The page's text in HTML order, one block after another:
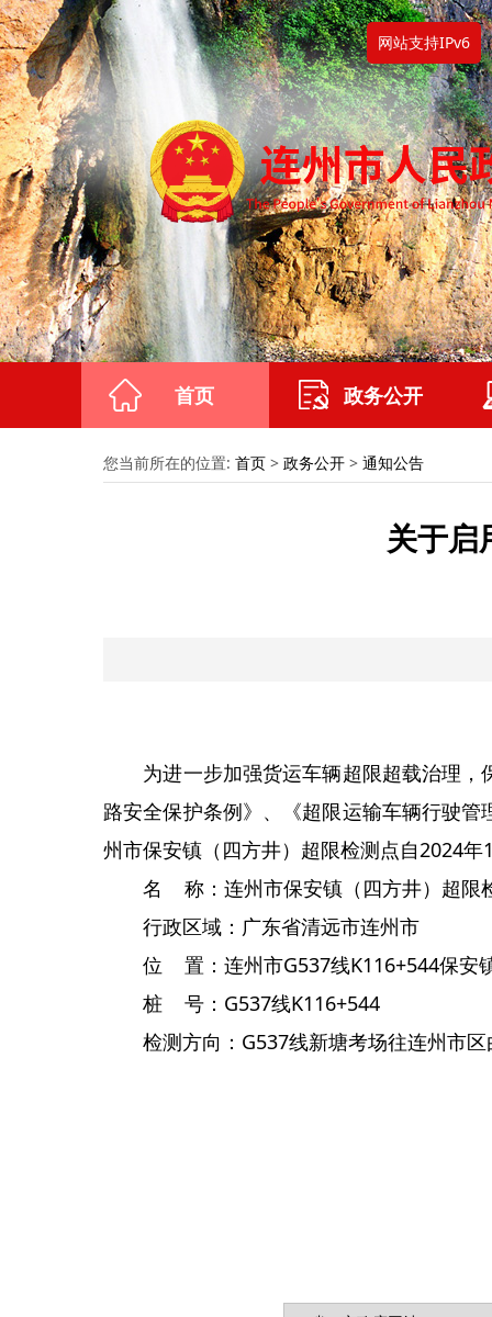
网站支持IPv6
首页 政务公开
您当前所在的位置: 首页 > 政务公开 > 通知公告
关于启
为进一步加强货运车辆超限超载治理，
路安全保护条例》、《超限运输车辆行驶
州市保安镇（四方井）超限检测点自2024
名 称：连州市保安镇（四方井）超限
行政区域：广东省清远市连州市
位 置：连州市G537线K116+544保
桩 号：G537线K116+544
检测方向：G537线新塘考场往连州市区